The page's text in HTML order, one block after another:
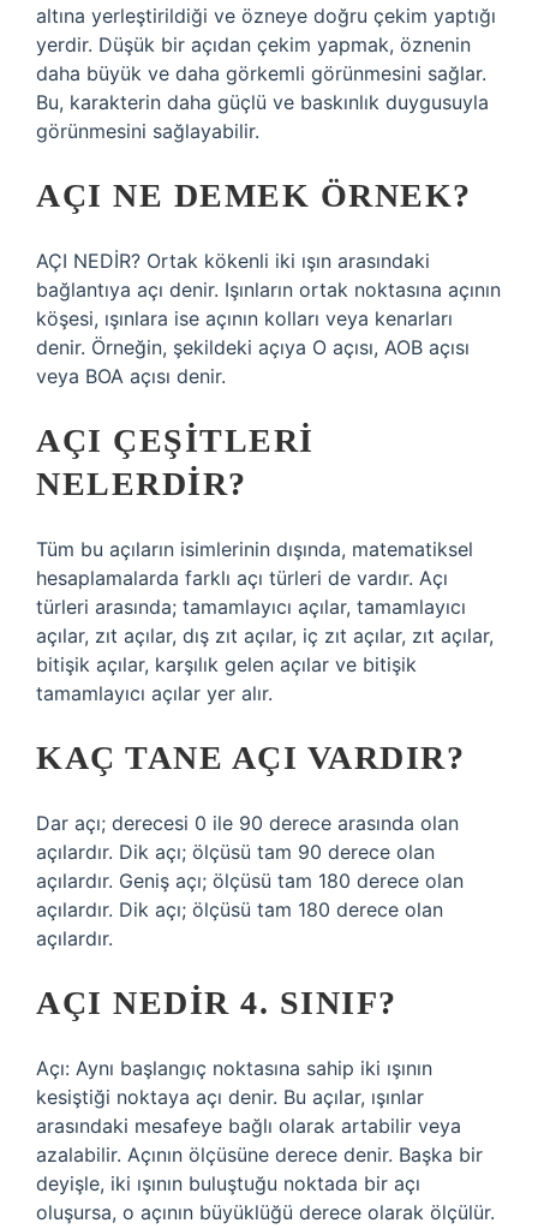
altına yerleştirildiği ve özneye doğru çekim yaptığı
yerdir. Düşük bir açıdan çekim yapmak, öznenin
daha büyük ve daha görkemli görünmesini sağlar.
Bu, karakterin daha güçlü ve baskınlık duygusuyla
görünmesini sağlayabilir.
AÇI NE DEMEK ÖRNEK?
AÇI NEDİR? Ortak kökenli iki ışın arasındaki
bağlantıya açı denir. Işınların ortak noktasına açının
köşesi, ışınlara ise açının kolları veya kenarları
denir. Örneğin, şekildeki açıya O açısı, AOB açısı
veya BOA açısı denir.
AÇI ÇEŞITLERI
NELERDIR?
Tüm bu açıların isimlerinin dışında, matematiksel
hesaplamalarda farklı açı türleri de vardır. Açı
türleri arasında; tamamlayıcı açılar, tamamlayıcı
açılar, zıt açılar, dış zıt açılar, iç zıt açılar, zıt açılar,
bitişik açılar, karşılık gelen açılar ve bitişik
tamamlayıcı açılar yer alır.
KAÇ TANE AÇI VARDIR?
Dar açı; derecesi 0 ile 90 derece arasında olan
açılardır. Dik açı; ölçüsü tam 90 derece olan
açılardır. Geniş açı; ölçüsü tam 180 derece olan
açılardır. Dik açı; ölçüsü tam 180 derece olan
açılardır.
AÇI NEDIR 4. SINIF?
Açı: Aynı başlangıç ​​noktasına sahip iki ışının
kesiştiği noktaya açı denir. Bu açılar, ışınlar
arasındaki mesafeye bağlı olarak artabilir veya
azalabilir. Açının ölçüsüne derece denir. Başka bir
deyişle, iki ışının buluştuğu noktada bir açı
oluşursa, o açının büyüklüğü derece olarak ölçülür.